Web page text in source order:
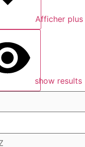
Afficher plus
show results